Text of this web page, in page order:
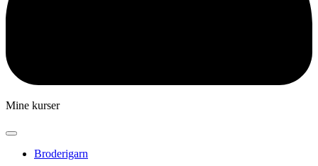
Mine kurser
Broderigarn